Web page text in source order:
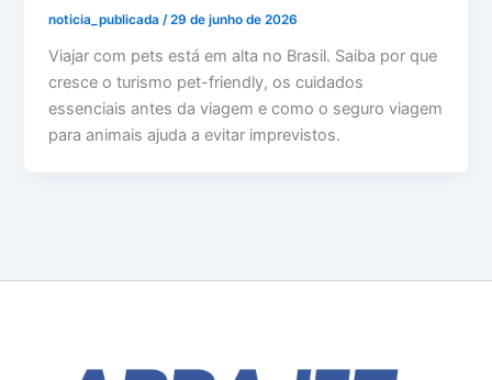
noticia_publicada/29 de junho de 2026
Viajar com pets está em alta no Brasil. Saiba por que
cresce o turismo pet-friendly, os cuidados
essenciais antes da viagem e como o seguro viagem
para animais ajuda a evitar imprevistos.